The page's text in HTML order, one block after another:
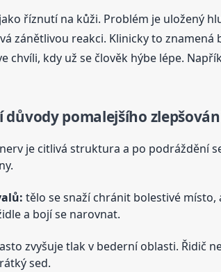
říznutí na kůži. Problém je uložený
zánětlivou reakci. Klinicky to
chvíli, kdy už se člověk hýbe lépe.
důvody pomalejšího
nerv je citlivá struktura a po podráždění
tělo se snaží chránit bolestivé
a bojí se narovnat.
zvyšuje tlak v bederní oblasti. Řidič
sed.